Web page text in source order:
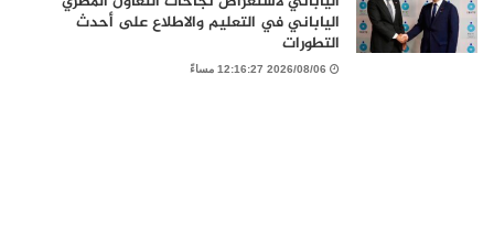
الياباني في التعليم والاطلاع على أحدث
التطورات
2026/08/06 12:16:27 مساءً